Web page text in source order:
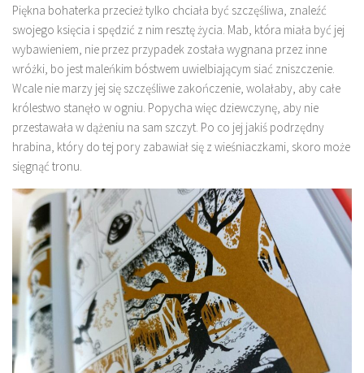
Piękna bohaterka przecież tylko chciała być szczęśliwa, znaleźć
swojego księcia i spędzić z nim resztę życia. Mab, która miała być jej
wybawieniem, nie przez przypadek została wygnana przez inne
wróżki, bo jest maleńkim bóstwem uwielbiającym siać zniszczenie.
Wcale nie marzy jej się szczęśliwe zakończenie, wolałaby, aby całe
królestwo stanęło w ogniu. Popycha więc dziewczynę, aby nie
przestawała w dążeniu na sam szczyt. Po co jej jakiś podrzędny
hrabina, który do tej pory zabawiał się z wieśniaczkami, skoro może
sięgnąć tronu.